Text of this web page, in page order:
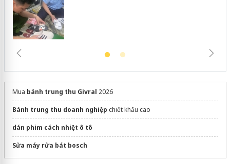
Mua bánh trung thu Givral 2026
Bánh trung thu doanh nghiệp chiết khấu cao
dán phim cách nhiệt ô tô
Sửa máy rửa bát bosch